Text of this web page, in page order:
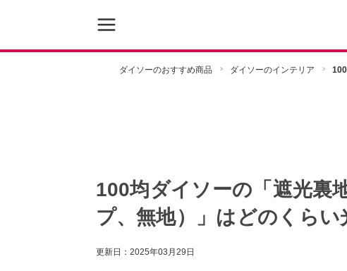
ダイソーのおすすめ商品 ダイソーのインテリア
100均ダイソーの「遮光裏
プ、無地）」はどのくらい
更新日： 2025年03月29日